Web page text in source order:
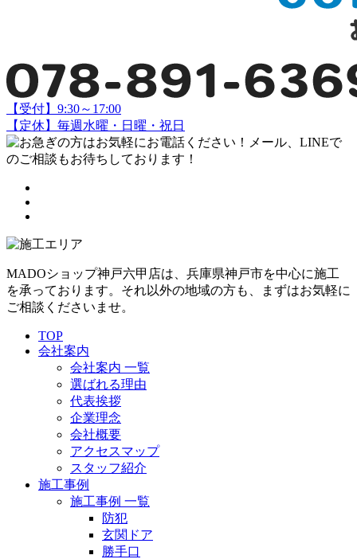
【受付】9:30～17:00
【定休】毎週水曜・日曜・祝日
MADOショップ神戸六甲店は、兵庫県神戸市を中心に施工
を承っております。それ以外の地域の方も、まずはお気軽に
ご相談くださいませ。
TOP
会社案内
会社案内 一覧
選ばれる理由
代表挨拶
企業理念
会社概要
アクセスマップ
スタッフ紹介
施工事例
施工事例 一覧
防犯
玄関ドア
勝手口